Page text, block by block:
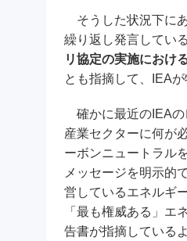
そうした状況下に
繰り返し発言してい
リ協定の実施におけ
とも指摘して、IEA
確かに最近のIEAの
産業セクターに何が
ーボンニュートラル
メッセージを明示的
営しているエネルギ
「最も権威ある」エ
告書が指摘している